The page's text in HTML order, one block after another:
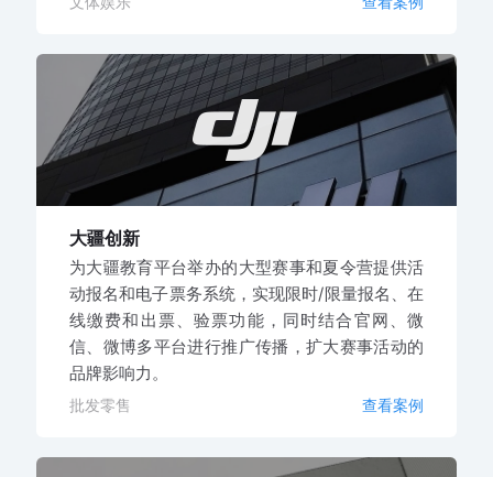
大疆创新
为大疆教育平台举办的大型赛事和夏令营提供活
动报名和电子票务系统，实现限时/限量报名、在
线缴费和出票、验票功能，同时结合官网、微
信、微博多平台进行推广传播，扩大赛事活动的
品牌影响力。
批发零售 查看案例